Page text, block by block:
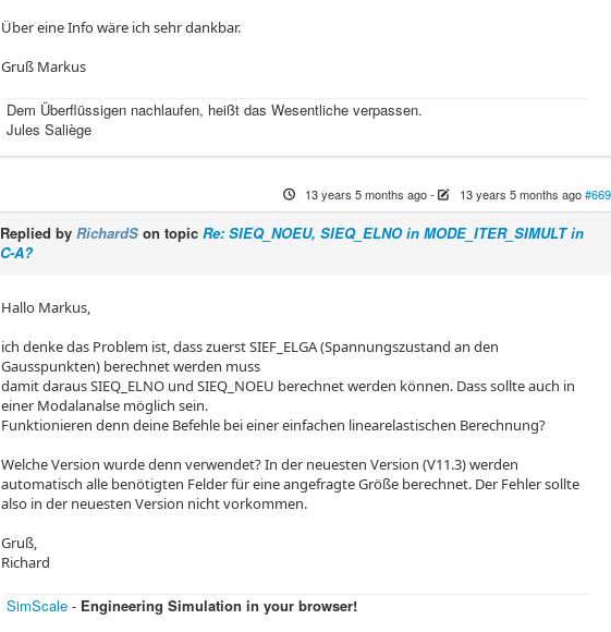
Über eine Info wäre ich sehr dankbar.
Gruß Markus
Dem Überflüssigen nachlaufen, heißt das Wesentliche verpassen.
Jules Saliège
13 years 5 months ago- 13 years 5 months ago
Replied byRichardS on topicRe: SIEQ_NOEU, SIEQ_ELNO in MODE_ITER_SIMULT in
C-A?
Hallo Markus,
ich denke das Problem ist, dass zuerst SIEF_ELGA (Spannungszustand an den
Gausspunkten) berechnet werden muss
damit daraus SIEQ_ELNO und SIEQ_NOEU berechnet werden können. Dass sollte auch in
einer Modalanalse möglich sein.
Funktionieren denn deine Befehle bei einer einfachen linearelastischen Berechnung?
Welche Version wurde denn verwendet? In der neuesten Version (V11.3) werden
automatisch alle benötigten Felder für eine angefragte Größe berechnet. Der Fehler sollte
also in der neuesten Version nicht vorkommen.
Gruß,
Richard
SimScale - Engineering Simulation in your browser!